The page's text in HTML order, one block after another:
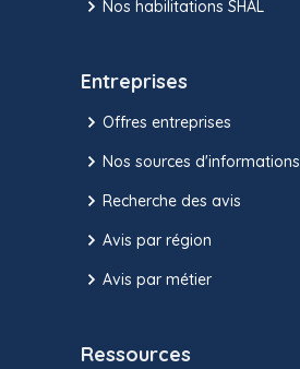
Nos habilitations SHAL
Entreprises
Offres entreprises
Nos sources d'informations
Recherche des avis
Avis par région
Avis par métier
Ressources